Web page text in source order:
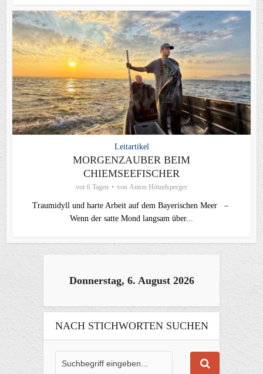
Leitartikel
MORGENZAUBER BEIM
CHIEMSEEFISCHER
vor 6 Tagen von Anton Hötzelsperger
Traumidyll und harte Arbeit auf dem Bayerischen Meer –
Wenn der satte Mond langsam über...
Donnerstag, 6. August 2026
NACH STICHWORTEN SUCHEN